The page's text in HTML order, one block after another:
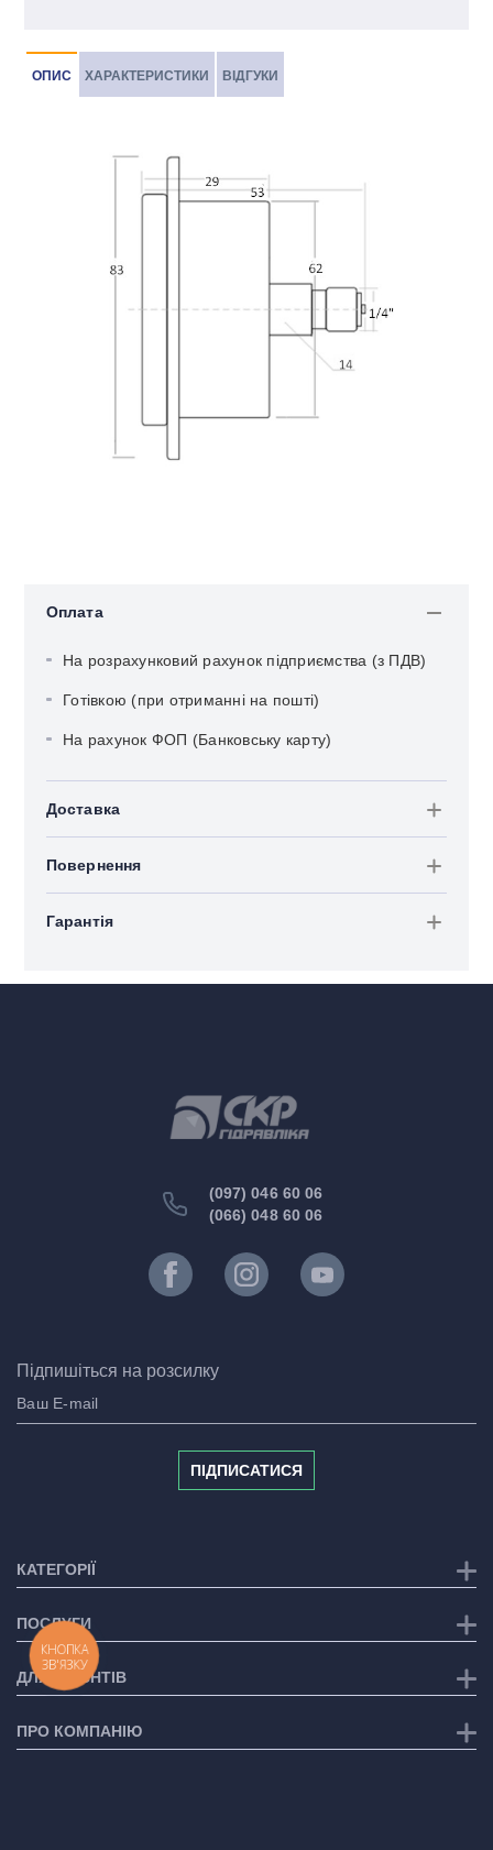
ОПИС ХАРАКТЕРИСТИКИ ВІДГУКИ
Оплата
На розрахунковий рахунок підприємства (з ПДВ)
Готівкою (при отриманні на пошті)
На рахунок ФОП (Банковську карту)
Доставка
Повернення
Гарантія
(097) 046 60 06
(066) 048 60 06
Підпишіться на розсилку
ПІДПИСАТИСЯ
КАТЕГОРІЇ
ПОСЛУГИ
ДЛЯ КЛІЄНТІВ
ПРО КОМПАНІЮ
КНОПКА
ЗВ'ЯЗКУ